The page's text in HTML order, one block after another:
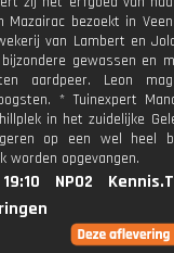
Mazairac bezoekt in
van Lambert en
gewassen en
aardpeer. Leon
* Tuinexpert
in het zuidelijke
op een wel heel
worden opgevangen.
NPO2